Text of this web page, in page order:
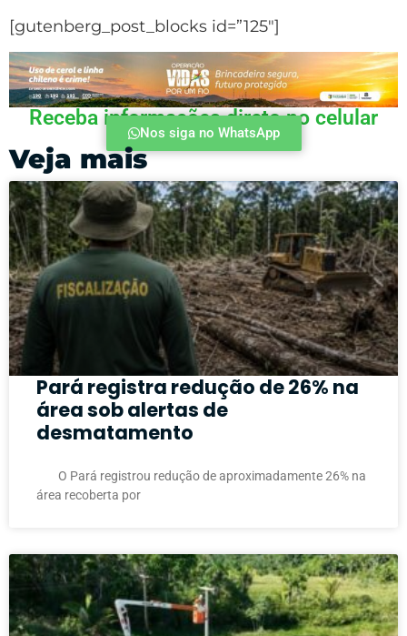
[gutenberg_post_blocks id=”125″]
Receba informações direto no celular
Nos siga no WhatsApp
Veja mais
Pará registra redução de 26% na
área sob alertas de
desmatamento
O Pará registrou redução de aproximadamente 26% na
área recoberta por